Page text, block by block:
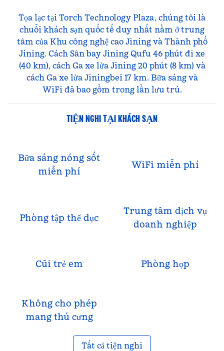
Tọa lạc tại Torch Technology Plaza, chúng tôi là
chuỗi khách sạn quốc tế duy nhất nằm ở trung
tâm của Khu công nghệ cao Jining và Thành phố
Jining. Cách Sân bay Jining Qufu 46 phút đi xe
(40 km), cách Ga xe lửa Jining 20 phút (8 km) và
cách Ga xe lửa Jiningbei 17 km. Bữa sáng và
WiFi đã bao gồm trong lần lưu trú.
TIỆN NGHI TẠI KHÁCH SẠN
Bữa sáng nóng sốt
miễn phí
WiFi miễn phí
Phòng tập thể dục
Trung tâm dịch vụ
doanh nghiệp
Cũi trẻ em Phòng họp
Không cho phép
mang thú cưng
Tất cả tiện nghi